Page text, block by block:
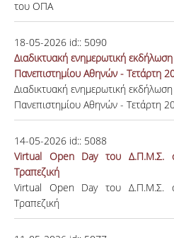
του ΟΠΑ
18-05-2026 id:: 5090
Διαδικτυακή ενημερωτική
Πανεπιστημίου Αθηνών - Τετάρτη
Διαδικτυακή ενημερωτική
Πανεπιστημίου Αθηνών - Τετάρτη
14-05-2026 id:: 5088
Virtual Open Day του Δ.Π.Μ.Σ.
Τραπεζική
Virtual Open Day του Δ.Π.Μ.Σ.
Τραπεζική